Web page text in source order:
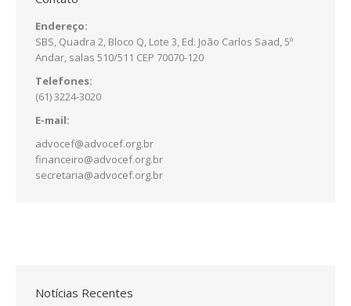
Endereço:
SBS, Quadra 2, Bloco Q, Lote 3, Ed. João Carlos Saad, 5º
Andar, salas 510/511 CEP 70070-120
Telefones:
(61) 3224-3020
E-mail:
advocef@advocef.org.br
financeiro@advocef.org.br
secretaria@advocef.org.br
Notícias Recentes